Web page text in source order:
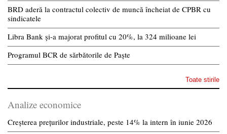
BRD aderă la contractul colectiv de muncă încheiat de CPBR cu
sindicatele
Libra Bank și-a majorat profitul cu 20%, la 324 milioane lei
Programul BCR de sărbătorile de Paște
Toate stirile
Analize economice
Creșterea prețurilor industriale, peste 14% la intern în iunie 2026